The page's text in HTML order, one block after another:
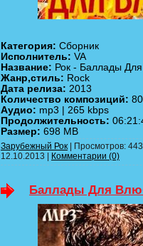
Категория: Сборник
Исполнитель: VA
Название: Рок - Баллады
Жанр,стиль: Rock
Дата релиза: 2013
Количество композиций: 80
Аудио: mp3 | 265 kbps
Продолжительность:
Размер: 698 MB
Зарубежный Рок | Просмотров:
12.10.2013 | Комментарии (0)
Баллады Для